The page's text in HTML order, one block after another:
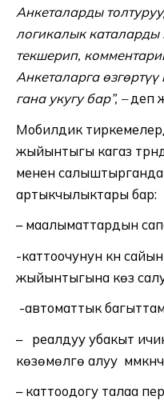
Анкеталарды
логикалык каталарды
текшерип,
Анкеталарга өзгөртүү
гана укугу бар”, –деп
Мобилдик
жыйынтыгы кагаз
менен салыштырганда
артыкчылыктары бар:
– маалыматтардын
-каттоочунун күн
жыйынтыгына көз
-автоматтык
– реалдуу убакыт
көзөмөлгө алуу
– каттоодогу талаа